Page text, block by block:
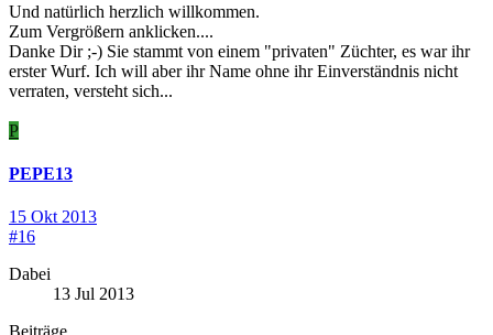
Und natürlich herzlich willkommen.
Zum Vergrößern anklicken....
Danke Dir ;-) Sie stammt von einem "privaten" Züchter, es war ihr
erster Wurf. Ich will aber ihr Name ohne ihr Einverständnis nicht
verraten, versteht sich...
P
PEPE13
15 Okt 2013
#16
Dabei
13 Jul 2013